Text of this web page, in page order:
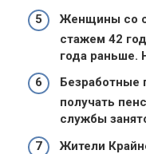
Женщины со
стажем 42
года раньше.
Безработные
получать
службы
Жители